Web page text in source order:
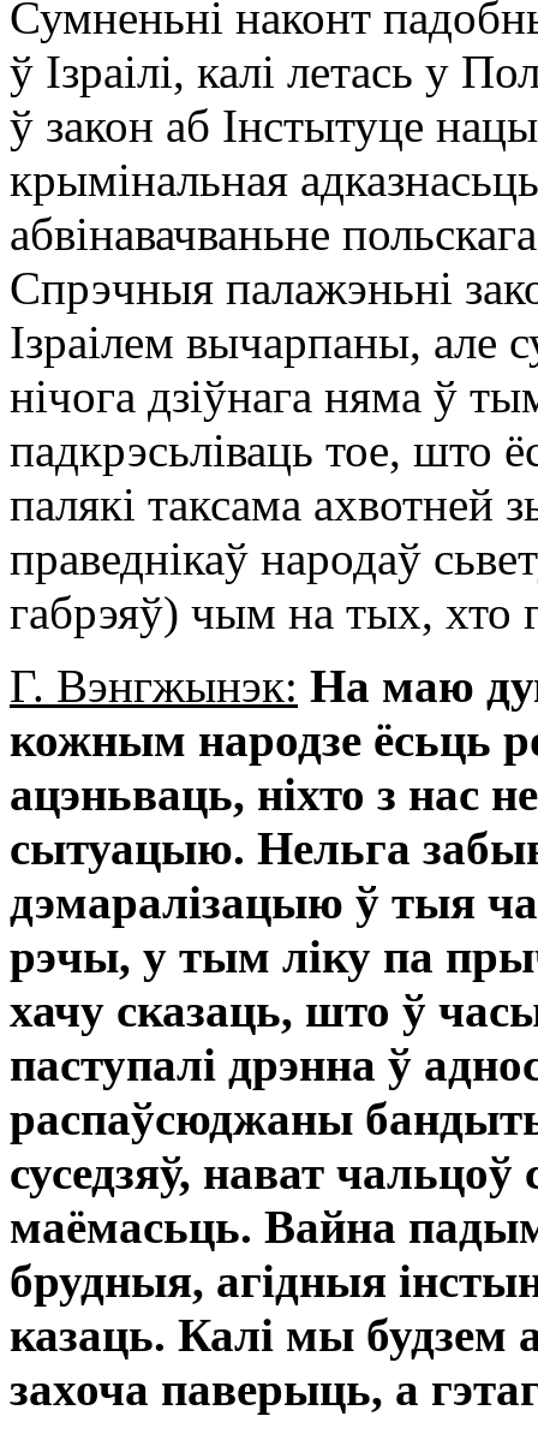
Сумненьні наконт
ў Ізраілі, калі летась у
ў закон аб Інстытуце
крымінальная
абвінавачваньне
Спрэчныя палажэньні
Ізраілем вычарпаны, але
нічога дзіўнага няма ў
падкрэсьліваць тое, што
палякі таксама ахвотней
праведнікаў народаў
габрэяў) чым на тых, хто
Г. Вэнгжынэк: На маю
кожным народзе ёсьць
ацэньваць, ніхто з нас
сытуацыю. Нельга
дэмаралізацыю ў тыя
рэчы, у тым ліку па
хачу сказаць, што ў
паступалі дрэнна ў
распаўсюджаны
суседзяў, нават чальцоў
маёмасьць. Вайна
брудныя, агідныя
казаць. Калі мы будзем
захоча паверыць, а